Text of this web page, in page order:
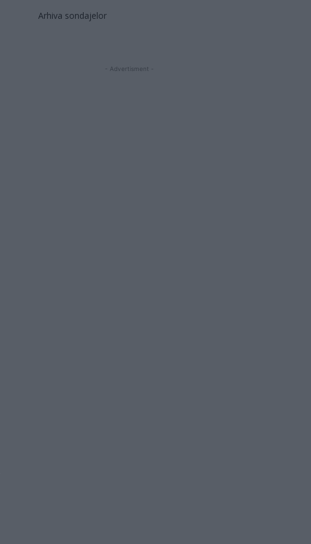
Arhiva sondajelor
- Advertisment -